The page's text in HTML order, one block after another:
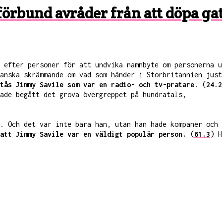
avråder från att döpa
personer för att undvika namnbyte om
skrämmande om vad som händer i
Jimmy Savile som var en radio- och tv-pratare.
(24.2
begått det grova övergreppet på hundratals,
det var inte bara han, utan han hade kompaner
att Jimmy Savile var en väldigt populär person.
(61.3)